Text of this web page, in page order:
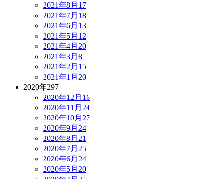
2021年8月 17
2021年7月 18
2021年6月 13
2021年5月 12
2021年4月 20
2021年3月 8
2021年2月 15
2021年1月 20
2020年297
2020年12月 16
2020年11月 24
2020年10月 27
2020年9月 24
2020年8月 21
2020年7月 25
2020年6月 24
2020年5月 20